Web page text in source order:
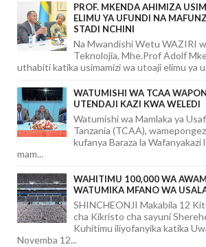
PROF. MKENDA AHIMIZA
ELIMU YA UFUNDI NA
STADI NCHINI
Na Mwandishi Wetu WAZIRI
Teknolojia, Mhe.Prof Adolf
uthabiti katika usimamizi wa utoaji elimu ya
WATUMISHI WA TCAA
UTENDAJI KAZI KWA WELEDI
Watumishi wa Mamlaka ya
Tanzania (TCAA),
kufanya Baraza la
mam...
WAHITIMU 100,000 WA
WATUMIKA MFANO WA
SHINCHEONJI Makabila 12
cha Kikristo cha sayuni
Kuhitimu iliyofanyika katika
Novemba 12...